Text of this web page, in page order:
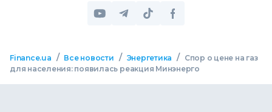
Finance.ua / Все новости / Энергетика /
Спор о цене на газ
для населения: появилась реакция Минэнерго